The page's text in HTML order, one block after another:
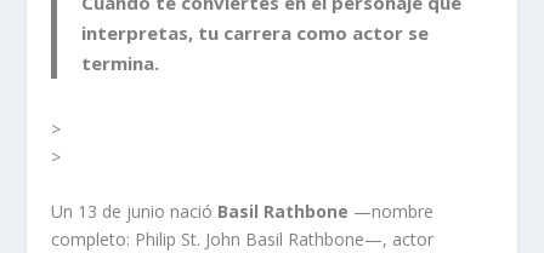
interpretas, tu carrera como actor se
termina.
>
>
Un 13 de junio nació Basil Rathbone —nombre
completo: Philip St. John Basil Rathbone—, actor